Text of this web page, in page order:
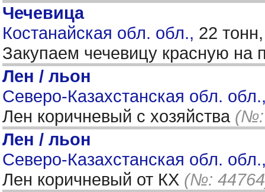
Чечевица
Костанайская обл. обл., 22
Закупаем чечевицу красную на
Лен / льон
Северо-Казахстанская обл.
Лен коричневый с хозяйства (№:
Лен / льон
Северо-Казахстанская обл.
Лен коричневый от КХ (№: